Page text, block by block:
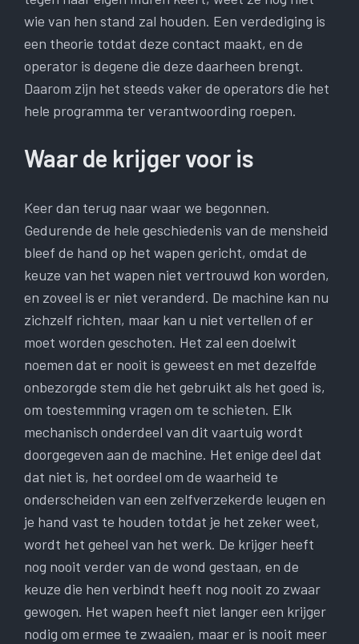
wie van hen stand zal houden. Een verdediging is
een theorie totdat deze contact maakt, en de
operator is degene die deze daarheen brengt.
Daarom zijn het steeds vaker de operators die het
hele programma ter verantwoording roepen.
Waar de krijger voor is
Keer dan terug naar waar we begonnen.
Gedurende de hele geschiedenis van de mensheid
bleef de hand op het wapen gericht, omdat de
keuze van het wapen niet vertrouwd kon worden,
en zoveel is er niet veranderd. De machine kan nu
zichzelf richten, maar kan u niet vertellen of er
moet worden geschoten. Het zal een doelwit
noemen dat er nooit is geweest en met dezelfde
onbezorgde stem die het gebruikt als het goed is,
om toestemming vragen om te schieten. Elk
mechanisch onderdeel van dit vaartuig wordt
doorgegeven aan de machine. Het enige deel dat
dat niet is, het oordeel om de waarheid te
onderscheiden van een zelfverzekerde leugen en
je hand vast te houden totdat je het zeker weet,
wordt het geheel van het werk. De krijger heeft
nog nooit verder van de wond gestaan, en de
keuze die hen verbindt heeft nog nooit zo zwaar
gewogen. Het wapen heeft niet langer een krijger
nodig om ermee te zwaaien, maar er is nooit meer